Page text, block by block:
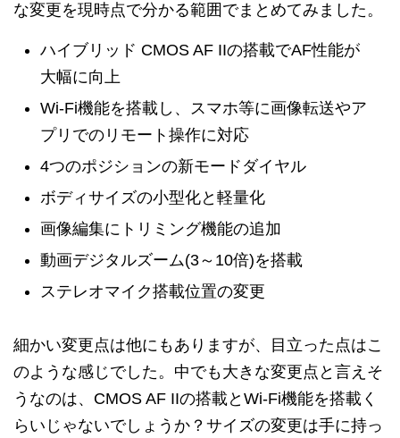
な変更を現時点で分かる範囲でまとめてみました。
ハイブリッド CMOS AF IIの搭載でAF性能が
大幅に向上
Wi-Fi機能を搭載し、スマホ等に画像転送やア
プリでのリモート操作に対応
4つのポジションの新モードダイヤル
ボディサイズの小型化と軽量化
画像編集にトリミング機能の追加
動画デジタルズーム(3～10倍)を搭載
ステレオマイク搭載位置の変更
細かい変更点は他にもありますが、目立った点はこ
のような感じでした。中でも大きな変更点と言えそ
うなのは、CMOS AF IIの搭載とWi-Fi機能を搭載く
らいじゃないでしょうか？サイズの変更は手に持っ